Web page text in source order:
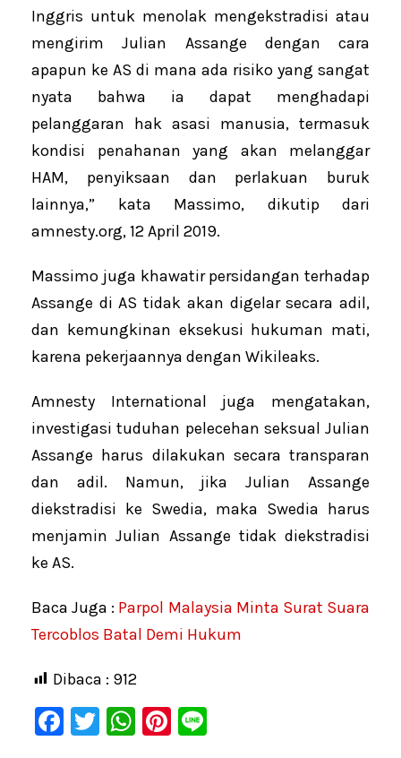
Inggris untuk menolak mengekstradisi atau
mengirim Julian Assange dengan cara
apapun ke AS di mana ada risiko yang sangat
nyata bahwa ia dapat menghadapi
pelanggaran hak asasi manusia, termasuk
kondisi penahanan yang akan melanggar
HAM, penyiksaan dan perlakuan buruk
lainnya,” kata Massimo, dikutip dari
amnesty.org, 12 April 2019.
Massimo juga khawatir persidangan terhadap
Assange di AS tidak akan digelar secara adil,
dan kemungkinan eksekusi hukuman mati,
karena pekerjaannya dengan Wikileaks.
Amnesty International juga mengatakan,
investigasi tuduhan pelecehan seksual Julian
Assange harus dilakukan secara transparan
dan adil. Namun, jika Julian Assange
diekstradisi ke Swedia, maka Swedia harus
menjamin Julian Assange tidak diekstradisi
ke AS.
Baca Juga : Parpol Malaysia Minta Surat Suara
Tercoblos Batal Demi Hukum
Dibaca : 912
F
T
W Pi